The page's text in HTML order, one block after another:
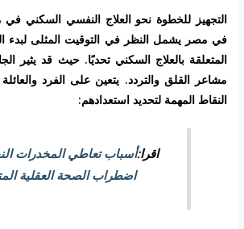
التجهيز للخطوة نحو العلاج النفسي السكني
في مصر يشمل النظر في التوقيت المثلى لبدء
المتعلقة بالعلاج السكني تحديًا. حيث قد يثير
مشاعر القلق والتردد. يتعين على الفرد
النقاط المهمة لتحديد استعدادهم:
اقرا:أسباب تعاطي المخدرات
اضطراب الصحة العقلية